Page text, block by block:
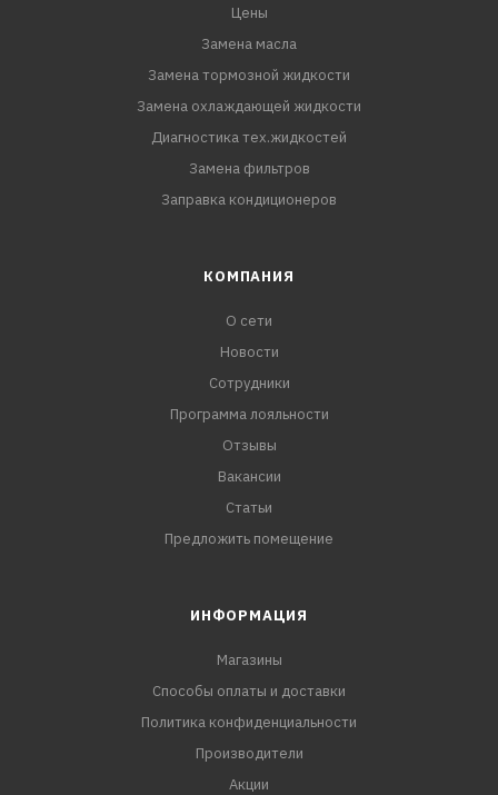
Цены
Замена масла
Замена тормозной жидкости
Замена охлаждающей жидкости
Диагностика тех.жидкостей
Замена фильтров
Заправка кондиционеров
КОМПАНИЯ
О сети
Новости
Сотрудники
Программа лояльности
Отзывы
Вакансии
Статьи
Предложить помещение
ИНФОРМАЦИЯ
Магазины
Способы оплаты и доставки
Политика конфиденциальности
Производители
Акции